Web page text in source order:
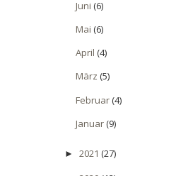
Juni (6)
Mai (6)
April (4)
März (5)
Februar(4)
Januar(9)
► 2021 (27)